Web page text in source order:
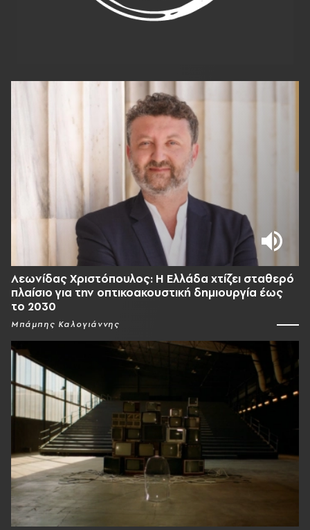
Λεωνίδας Χριστόπουλος: Η Ελλάδα χτίζει σταθερό
πλαίσιο για την οπτικοακουστική δημιουργία έως
το 2030
Μπάμπης Καλογιάννης